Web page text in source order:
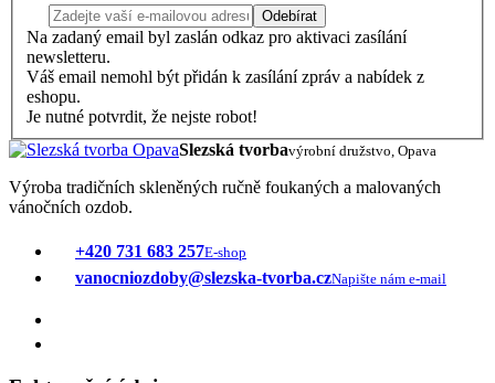
Odebírat
Na zadaný email byl zaslán odkaz pro aktivaci zasílání
newsletteru.
Váš email nemohl být přidán k zasílání zpráv a nabídek z
eshopu.
Je nutné potvrdit, že nejste robot!
Slezská tvorbavýrobní družstvo, Opava
Výroba tradičních skleněných ručně foukaných a malovaných
vánočních ozdob.
+420 731 683 257E-shop
vanocniozdoby@slezska-tvorba.czNapište nám e-mail